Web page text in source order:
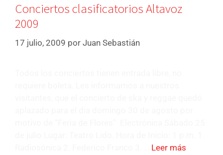
Conciertos clasificatorios Altavoz
2009
17 julio, 2009 por Juan Sebastián
Leer más